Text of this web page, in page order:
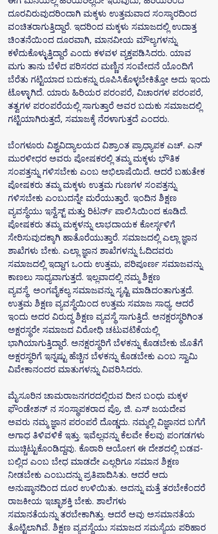
ದೂರವಿರುವುದರಿಂದಾಗಿ ಮಕ್ಕಳು ಉತ್ತಮವಾದ ಸಂಸ್ಕಾರದಿಂದ
ವಂಚಿತರಾಗುತ್ತಿದ್ದಾರೆ. ಇದರಿಂದ ಮಕ್ಕಳು ಸಮಾಜದಲ್ಲಿ ಉದಾತ್ತ
ಚಿಂತನೆಯಿಂದ ದೂರವಾಗಿ, ಮಾನವೀಯ ಮೌಲ್ಯಗಳನ್ನು
ಕಳೆದುಕೊಳ್ಳುತ್ತಿದ್ದಾರೆ ಎಂದು ಕಳವಳ ವ್ಯಕ್ತಪಡಿಸಿದರು. ಯಾವ
ಮಗು ತಾನು ಬೆಳೆದ ಪರಿಸರದ ಮಣ್ಣಿನ ಸಂವೇದನೆ ಯೊಂದಿಗೆ
ಬೆರೆತು ಗಟ್ಟಿಯಾದ ಬದುಕನ್ನು ರೂಪಿಸಿಕೊಳ್ಳಬೇಕಿತ್ತೋ ಅದು ಇಂದು
ಟೊಳ್ಳಾಗಿದೆ. ಯಾರು ಹಿರಿಯರ ಪರಂಪರೆ, ವಿಚಾರಗಳ ಪರಂಪರೆ,
ತತ್ವಗಳ ಪರಂಪರೆಯಲ್ಲಿ ಸಾಗುತ್ತಾರೆ ಅವರ ಬದುಕು ಸಮಾಜದಲ್ಲಿ
ಗಟ್ಟಿಯಾಗಿರುತ್ತದೆ, ಸಮಾಜಕ್ಕೆ ನೆರಳಾಗುತ್ತದೆ ಎಂದರು.
ಬೆಂಗಳೂರು ವಿಶ್ವವಿದ್ಯಾಲಯದ ವಿಶ್ರಾಂತ ಪ್ರಾಧ್ಯಾಪಕ ಎಚ್. ಎನ್
ಮುರಳೀಧರ ಅವರು ಪೋಷಕರಲ್ಲಿ ತಮ್ಮ ಮಕ್ಕಳು ಭೌತಿಕ
ಸಂಪತ್ತನ್ನು ಗಳಿಸಬೇಕು ಎಂಬ ಅಭಿಲಾಷೆಯಿದೆ. ಆದರೆ ಬಹುತೇಕ
ಪೋಷಕರು ತಮ್ಮ ಮಕ್ಕಳು ಉತ್ತಮ ಗುಣಗಳ ಸಂಪತ್ತನ್ನು
ಗಳಿಸಬೇಕು ಎಂಬುದನ್ನೇ ಮರೆಯುತ್ತಾರೆ. ಇಂದಿನ ಶಿಕ್ಷಣ
ವ್ಯವಸ್ಥೆಯು ಇನ್ವೆಸ್ಟ್ ಮತ್ತು ರಿಟರ್ನ್ ಪಾಲಿಸಿಯಿಂದ ಕೂಡಿದೆ.
ಪೋಷಕರು ತಮ್ಮ ಮಕ್ಕಳನ್ನು ಲಾಭದಾಯಕ ಕೋರ್ಸ್ಗಳಿಗೆ
ಸೇರಿಸುವುದಕ್ಕಾಗಿ ಹಾತೊರೆಯುತ್ತಾರೆ. ಸಮಾಜದಲ್ಲಿ ಎಲ್ಲಾ ಜ್ಞಾನ
ಶಾಖೆಗಳು ಬೇಕು. ಎಲ್ಲಾ ಜ್ಞಾನ ಶಾಖೆಗಳನ್ನು ಓದಿದವರು
ಸಮಾಜದಲ್ಲಿ ಇದ್ದಾಗ ಒಂದು ಉತ್ತಮ, ಪರಿಪೂರ್ಣ ಸಮಾಜವನ್ನು
ಕಾಣಲು ಸಾಧ್ಯವಾಗುತ್ತದೆ. ಇಲ್ಲವಾದಲ್ಲಿ ನಮ್ಮ ಶಿಕ್ಷಣ
ವ್ಯವಸ್ಥೆ ಅಂಗವೈಕಲ್ಯ ಸಮಾಜವನ್ನು ಸೃಷ್ಟಿ ಮಾಡಿದಂತಾಗುತ್ತದೆ.
ಉತ್ತಮ ಶಿಕ್ಷಣ ವ್ಯವಸ್ಥೆಯಿಂದ ಉತ್ತಮ ಸಮಾಜ ಸಾಧ್ಯ. ಆದರೆ
ಇಂದು ಅದರ ವಿರುದ್ಧ ಶಿಕ್ಷಣ ವ್ಯವಸ್ಥೆ ಸಾಗುತ್ತಿದೆ. ಅನಕ್ಷರಸ್ಥರಿಗಿಂತ
ಅಕ್ಷರಸ್ಥರೇ ಸಮಾಜದ ವಿರೋಧಿ ಚಟುವಟಿಕೆಯಲ್ಲಿ
ಭಾಗಿಯಾಗುತ್ತಿದ್ದಾರೆ. ಅನಕ್ಷರಸ್ಥರಿಗೆ ಬೆಳಕನ್ನು ಕೊಡಬೇಕು ಜೊತೆಗೆ
ಅಕ್ಷರಸ್ಥರಿಗೆ ಇನ್ನಷ್ಟು ಹೆಚ್ಚಿನ ಬೆಳಕನ್ನು ಕೊಡಬೇಕು ಎಂಬ ಸ್ವಾಮಿ
ವಿವೇಕಾನಂದರ ಮಾತುಗಳನ್ನು ವಿವರಿಸಿದರು.
ಮೈಸೂರಿನ ಚಾಮರಾಜನಗರದಲ್ಲಿರುವ ದೀನ ಬಂಧು ಮಕ್ಕಳ
ಫೌಂಡೇಶನ್ ನ ಸಂಸ್ಥಾಪಕರಾದ ಪ್ರೊ. ಜಿ. ಎಸ್ ಜಯದೇವ
ಅವರು ನಮ್ಮ ಜ್ಞಾನ ಪರಂಪರೆ ದೊಡ್ಡದು. ನಮ್ಮಲ್ಲಿ ವಿಜ್ಞಾನದ ಬಗೆಗೆ
ಅಗಾಧ ತಿಳಿವಳಿಕೆ ಇತ್ತು. ಇವೆಲ್ಲವನ್ನು ಕೆಲವೇ ಕೆಲವು ಪಂಗಡಗಳು
ಮುಚ್ಚಿಟ್ಟುಕೊಂಡಿದ್ದವು. ಕೊಠಾರಿ ಆಯೋಗ ಈ ದೇಶದಲ್ಲಿ ಬಡವ-
ಬಲ್ಲಿದ ಎಂಬ ಬೇಧ ಮಾಡದೇ ಎಲ್ಲರಿಗೂ ಸಮಾನ ಶಿಕ್ಷಣ
ನೀಡಬೇಕು ಎಂಬುದನ್ನು ಪ್ರತಿಪಾದಿಸಿತು. ಆದರೆ ಆದು
ಅನುಷ್ಠಾನದಿಂದ ದೂರ ಉಳಿಯಿತು. ಅದನ್ನು ಮತ್ತೆ ತರಬೇಕೆಂದರೆ
ರಾಜಕೀಯ ಇಚ್ಛಾಶಕ್ತಿ ಬೇಕು. ಶಾಲೆಗಳು
ಸಮಾನತೆಯನ್ನು ತರಬೇಕಾಗಿತ್ತು. ಆದರೆ ಅವು ಅಸಮಾನತೆಯ
ತೊಟ್ಟಿಲಾಗಿವೆ. ಶಿಕ್ಷಣ ವ್ಯವಸ್ಥೆಯು ಸಮಾಜದ ಸಮಸ್ಯೆಯ ಪರಿಹಾರ